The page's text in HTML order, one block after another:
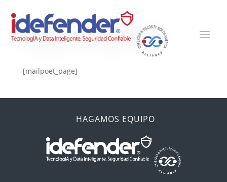
Página de MailPoet
[mailpoet_page]
HAGAMOS EQUIPO